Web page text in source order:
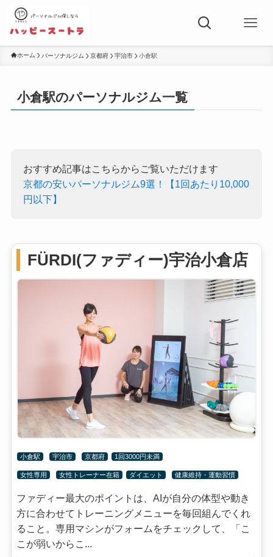
ホーム パーソナルジム 京都府 宇治市 小倉駅
小倉駅のパーソナルジム一覧
おすすめ記事はこちらからご覧いただけます
京都の安いパーソナルジム9選！【1回あたり10,000
円以下】
FÜRDI(ファディー)宇治小倉店
小倉駅 宇治市 京都府 1回3000円未満
女性専用 女性トレーナー在籍 ダイエット 健康維持・運動習慣
ファディー最大のポイントは、AIが自分の体型や動き
方に合わせてトレーニングメニューを毎回組んでくれ
ること。専用マシンがフォームをチェックして、「こ
こが弱いからこ...